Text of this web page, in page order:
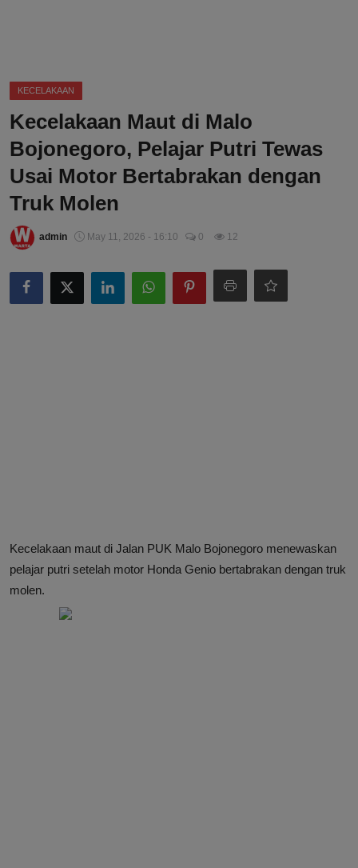
KECELAKAAN
Kecelakaan Maut di Malo
Bojonegoro, Pelajar Putri Tewas
Usai Motor Bertabrakan dengan
Truk Molen
admin May 11, 2026 - 16:10 0 12
Kecelakaan maut di Jalan PUK Malo Bojonegoro menewaskan
pelajar putri setelah motor Honda Genio bertabrakan dengan truk
molen.